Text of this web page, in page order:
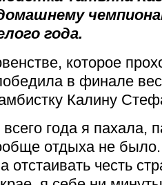
года.
которое
в финале
Калину
года я пахала,
отдыха не было.
отстаивать честь